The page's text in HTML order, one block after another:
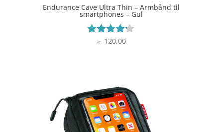
Endurance Cave Ultra Thin – Armbånd til
smartphones – Gul
Vurderet
kr. 120,00